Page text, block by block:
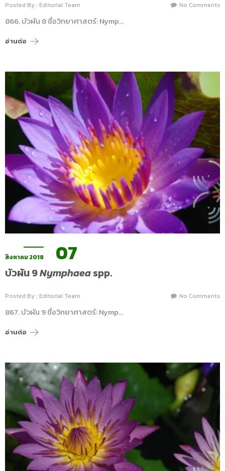
Posted By : Editorial Team No Comments
866. บัวผัน 8 ชื่อวิทยาศาสตร์: Nymp…
อ่านต่อ
สิงหาคม 2018 07
บัวผัน 9Nymphaeaspp.
Posted By : Editorial Team No Comments
867. บัวผัน 9 ชื่อวิทยาศาสตร์: Nymp…
อ่านต่อ